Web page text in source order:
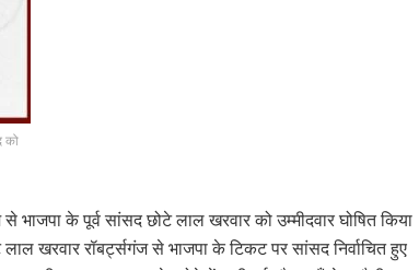
को
भाजपा के पूर्व सांसद छोटे लाल खरवार को उम्मीदवार घोषित किया
खरवार रॉबर्ट्सगंज से भाजपा के टिकट पर सांसद निर्वाचित हुए